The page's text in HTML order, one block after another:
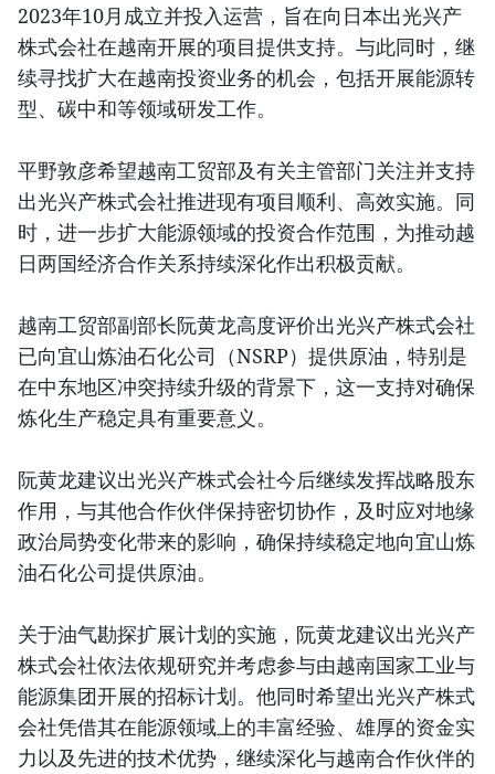
2023年10月成立并投入运营，旨在向日本出光兴产
株式会社在越南开展的项目提供支持。与此同时，继
续寻找扩大在越南投资业务的机会，包括开展能源转
型、碳中和等领域研发工作。
平野敦彦希望越南工贸部及有关主管部门关注并支持
出光兴产株式会社推进现有项目顺利、高效实施。同
时，进一步扩大能源领域的投资合作范围，为推动越
日两国经济合作关系持续深化作出积极贡献。
越南工贸部副部长阮黄龙高度评价出光兴产株式会社
已向宜山炼油石化公司（NSRP）提供原油，特别是
在中东地区冲突持续升级的背景下，这一支持对确保
炼化生产稳定具有重要意义。
阮黄龙建议出光兴产株式会社今后继续发挥战略股东
作用，与其他合作伙伴保持密切协作，及时应对地缘
政治局势变化带来的影响，确保持续稳定地向宜山炼
油石化公司提供原油。
关于油气勘探扩展计划的实施，阮黄龙建议出光兴产
株式会社依法依规研究并考虑参与由越南国家工业与
能源集团开展的招标计划。他同时希望出光兴产株式
会社凭借其在能源领域上的丰富经验、雄厚的资金实
力以及先进的技术优势，继续深化与越南合作伙伴的